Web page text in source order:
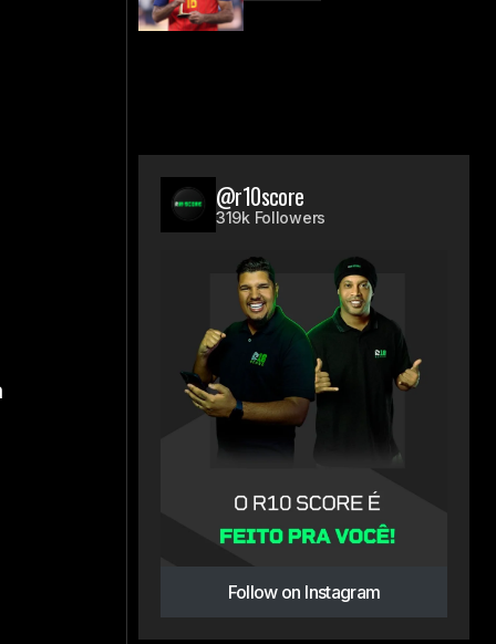
@r10score
319k Followers
Follow on Instagram